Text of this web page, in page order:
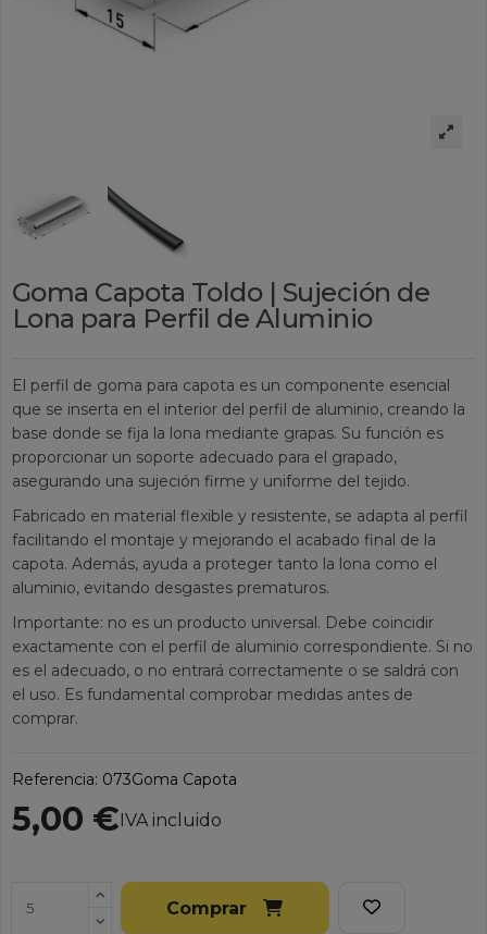
Goma Capota Toldo | Sujeción de
Lona para Perfil de Aluminio
El perfil de goma para capota es un componente esencial
que se inserta en el interior del perfil de aluminio, creando la
base donde se fija la lona mediante grapas. Su función es
proporcionar un soporte adecuado para el grapado,
asegurando una sujeción firme y uniforme del tejido.
Fabricado en material flexible y resistente, se adapta al perfil
facilitando el montaje y mejorando el acabado final de la
capota. Además, ayuda a proteger tanto la lona como el
aluminio, evitando desgastes prematuros.
Importante: no es un producto universal. Debe coincidir
exactamente con el perfil de aluminio correspondiente. Si no
es el adecuado, o no entrará correctamente o se saldrá con
el uso. Es fundamental comprobar medidas antes de
comprar.
Referencia: 073Goma Capota
5,00 €IVA incluido
Comprar